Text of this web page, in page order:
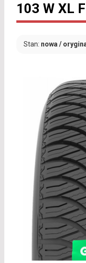
103 W XL
Stan: nowa /